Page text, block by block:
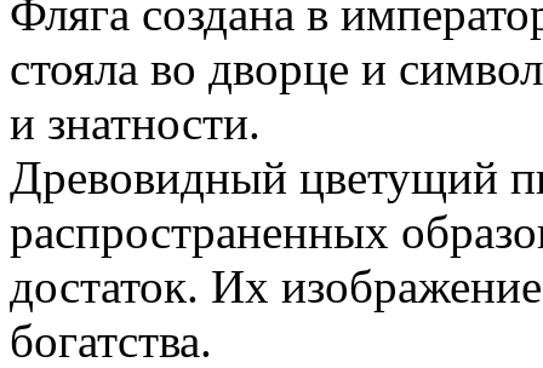
Фляга создана в
стояла во дворце и
и знатности.
Древовидный цветущий
распространенных
достаток. Их
богатства.